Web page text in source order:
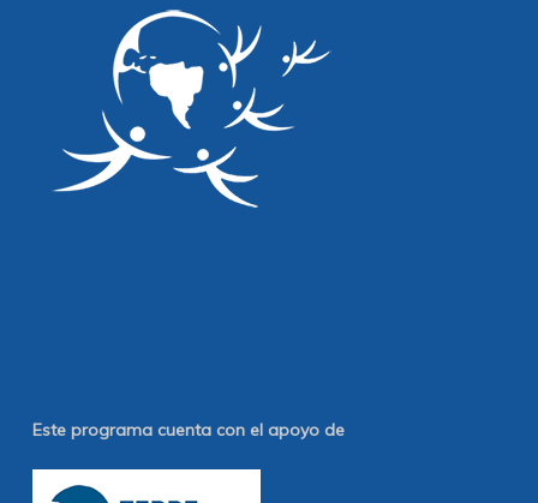
Este programa cuenta con el apoyo de